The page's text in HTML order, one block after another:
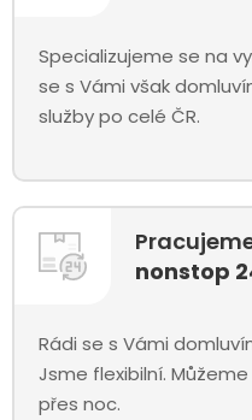
Specializujeme se na
se s Vámi však
služby po celé ČR.
nonstop
Rádi se s Vámi
Jsme flexibilní.
přes noc.